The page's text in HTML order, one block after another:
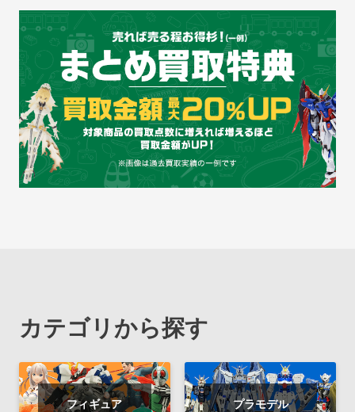
カテゴリから探す
フィギュア プラモデル